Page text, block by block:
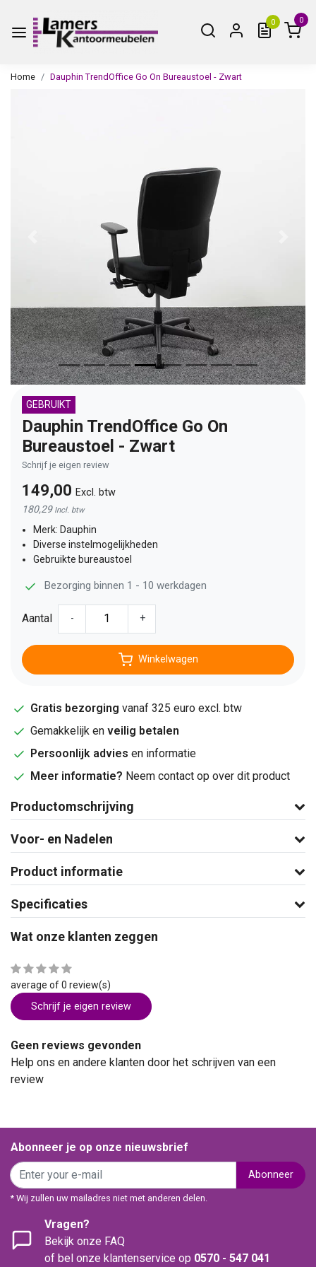
0 0
Home Dauphin TrendOffice Go On Bureaustoel - Zwart
GEBRUIKT
Dauphin TrendOffice Go On
Bureaustoel - Zwart
Schrijf je eigen review
149,00 Excl. btw
180,29 Incl. btw
Merk: Dauphin
Diverse instelmogelijkheden
Gebruikte bureaustoel
Bezorging binnen 1 - 10 werkdagen
Aantal - +
Winkelwagen
Gratis bezorging vanaf 325 euro excl. btw
Gemakkelijk en veilig betalen
Persoonlijk advies en informatie
Meer informatie? Neem contact op over dit product
Productomschrijving
Voor- en Nadelen
Product informatie
Specificaties
Wat onze klanten zeggen
average of 0 review(s)
Schrijf je eigen review
Geen reviews gevonden
Help ons en andere klanten door het schrijven van een
review
Abonneer je op onze nieuwsbrief
Abonneer
* Wij zullen uw mailadres niet met anderen delen.
Vragen?
Bekijk onze FAQ
of bel onze klantenservice op 0570 - 547 041